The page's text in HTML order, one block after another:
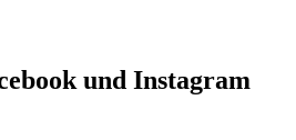
und Instagram